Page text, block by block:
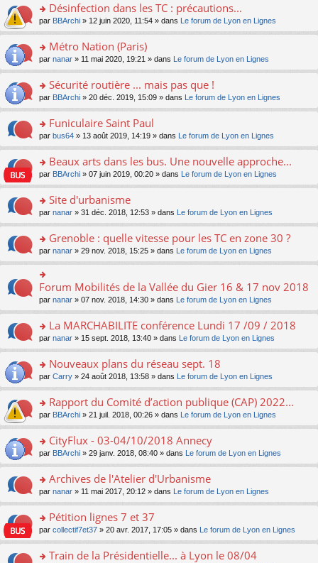
e
nt
u
s
ré
e
nt
lu
le
pl
u
s
e
nt
g
e
n
o
lu
pl
u
s
c
e
nt
e
s
a
g
e
n
n
lu
le
pl
u
c
e
nt
ult
er
le
m
e
a
g
e
n
n
le
pl
u
ré
c
e
nt
o
n
ult
er
le
m
e
a
g
e
n
n
le
pl
u
ré
c
e
nt
Désinfection dans les TC : précautions...
par BBArchi » 12 juin 2020, 11:54 » dans Le forum de Lyon en Lignes
o
n
ult
er
le
m
e
a
g
e
n
n
le
pl
u
s
ré
c
e
nt
Métro Nation (Paris)
par nanar » 11 mai 2020, 19:21 » dans Le forum de Lyon en Lignes
o
n
ult
er
le
m
e
a
g
e
n
n
le
pl
u
s
c
e
nt
Sécurité routière ... mais pas que !
par BBArchi » 20 déc. 2019, 15:09 » dans Le forum de Lyon en Lignes
o
n
ult
er
le
m
e
a
g
e
n
o
lu
pl
u
s
c
e
nt
Funiculaire Saint Paul
par bus64 » 13 août 2019, 14:19 » dans Le forum de Lyon en Lignes
o
n
ult
er
le
m
e
s
g
e
n
o
lu
pl
u
s
c
e
nt
Beaux arts dans les bus. Une nouvelle approche...
par BBArchi » 07 juin 2019, 00:20 » dans Le forum de Lyon en Lignes
o
n
ult
er
le
m
e
s
g
e
n
o
lu
pl
u
s
c
e
nt
Site d'urbanisme
par nanar » 31 déc. 2018, 12:53 » dans Le forum de Lyon en Lignes
o
n
s
ult
er
le
m
e
s
g
e
n
o
lu
pl
u
s
c
e
nt
Grenoble : quelle vitesse pour les TC en zone 30 ?
par nanar » 29 nov. 2018, 15:25 » dans Le forum de Lyon en Lignes
o
n
er
le
m
e
s
a
g
e
n
n
lu
le
pl
u
c
e
nt
Forum Mobilités de la Vallée du Gier 16 & 17 nov 2018
par nanar » 07 nov. 2018, 14:30 » dans Le forum de Lyon en Lignes
o
n
ult
er
le
m
e
a
g
e
n
n
le
pl
u
La MARCHABILITE conférence Lundi 17 /09 / 2018
par nanar » 15 sept. 2018, 13:40 » dans Le forum de Lyon en Lignes
o
n
ult
er
le
m
e
a
g
e
n
n
le
Nouveaux plans du réseau sept. 18
par Carry » 24 août 2018, 13:58 » dans Le forum de Lyon en Lignes
o
n
ult
er
le
m
e
a
g
e
n
Rapport du Comité d’action publique (CAP) 2022...
par BBArchi » 21 juil. 2018, 00:26 » dans Le forum de Lyon en Lignes
o
n
ult
er
le
m
e
a
CityFlux - 03-04/10/2018 Annecy
par BBArchi » 29 janv. 2018, 08:40 » dans Le forum de Lyon en Lignes
o
n
ult
er
le
m
Archives de l'Atelier d'Urbanisme
par nanar » 11 mai 2017, 20:12 » dans Le forum de Lyon en Lignes
o
n
Pétition lignes 7 et 37
par collectif7et37 » 20 avr. 2017, 17:05 » dans Le forum de Lyon en Lignes
Train de la Présidentielle... à Lyon le 08/04